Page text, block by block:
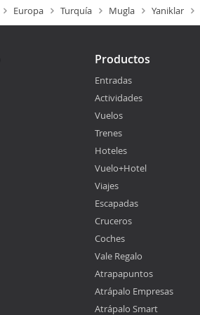
Europa Turquía Mugla Yaniklar
Productos
Entradas
Actividades
Vuelos
Trenes
Hoteles
Vuelo+Hotel
Viajes
Escapadas
Cruceros
Coches
Vale Regalo
Atrapapuntos
Atrápalo Empresas
Atrápalo Smart